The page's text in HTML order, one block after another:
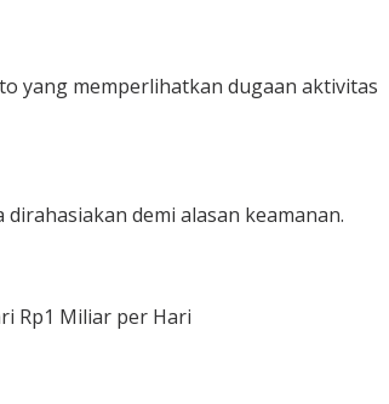
yang memperlihatkan dugaan aktivitas
demi alasan keamanan.
Rp1 Miliar per Hari